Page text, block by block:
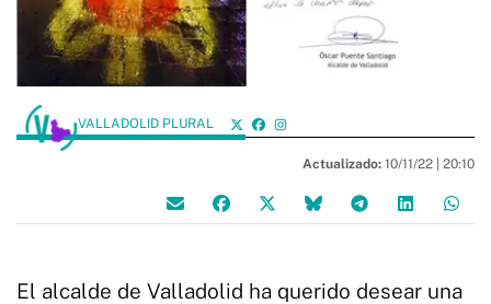
VALLADOLID PLURAL
Actualizado: 10/11/22 | 20:10
El alcalde de Valladolid ha querido desear una